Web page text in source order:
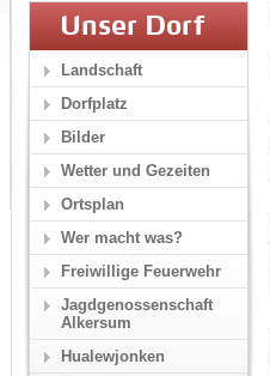
Unser Dorf
Landschaft
Dorfplatz
Bilder
Wetter und Gezeiten
Ortsplan
Wer macht was?
Freiwillige Feuerwehr
Jagdgenossenschaft
Alkersum
Hualewjonken